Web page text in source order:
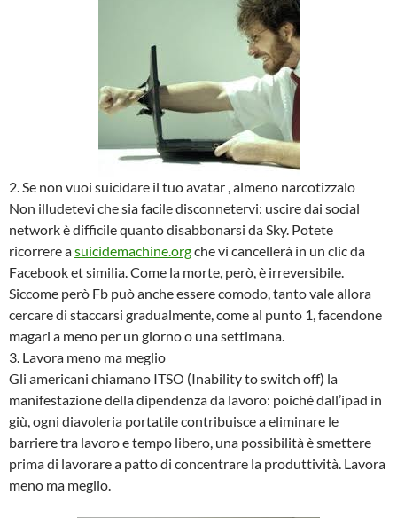
2. Se non vuoi suicidare il tuo avatar , almeno narcotizzalo
Non illudetevi che sia facile disconnetervi: uscire dai social
network è difficile quanto disabbonarsi da Sky. Potete
ricorrere asuicidemachine.orgche vi cancellerà in un clic da
Facebook et similia. Come la morte, però, è irreversibile.
Siccome però Fb può anche essere comodo, tanto vale allora
cercare di staccarsi gradualmente, come al punto 1, facendone
magari a meno per un giorno o una settimana.
3. Lavora meno ma meglio
Gli americani chiamano ITSO (Inability to switch off) la
manifestazione della dipendenza da lavoro: poiché dall’ipad in
giù, ogni diavoleria portatile contribuisce a eliminare le
barriere tra lavoro e tempo libero, una possibilità è smettere
prima di lavorare a patto di concentrare la produttività. Lavora
meno ma meglio.